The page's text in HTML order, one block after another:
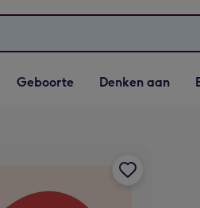
Vervolgkeuzelijst
Geboorte openen
Geboorte
Vervolgkeuzelijst
Denken aan openen
Denken aan